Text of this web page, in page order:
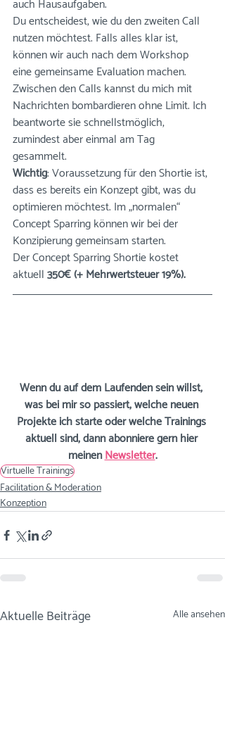
auch Hausaufgaben.
Du entscheidest, wie du den zweiten Call
nutzen möchtest. Falls alles klar ist,
können wir auch nach dem Workshop
eine gemeinsame Evaluation machen.
Zwischen den Calls kannst du mich mit
Nachrichten bombardieren ohne Limit. Ich
beantworte sie schnellstmöglich,
zumindest aber einmal am Tag
gesammelt.
Wichtig: Voraussetzung für den Shortie ist,
dass es bereits ein Konzept gibt, was du
optimieren möchtest. Im „normalen“
Concept Sparring können wir bei der
Konzipierung gemeinsam starten.
Der Concept Sparring Shortie kostet
aktuell 350€ (+ Mehrwertsteuer 19%).
Wenn du auf dem Laufenden sein willst,
was bei mir so passiert, welche neuen
Projekte ich starte oder welche Trainings
aktuell sind, dann abonniere gern hier
meinenNewsletter.
Virtuelle Trainings
Facilitation & Moderation
Konzeption
Aktuelle Beiträge Alle ansehen